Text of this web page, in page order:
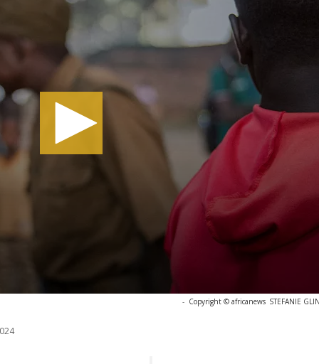
- Copyright © africanews STEFANIE